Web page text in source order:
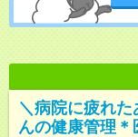
＼病院に疲れ
んの健康管理＊